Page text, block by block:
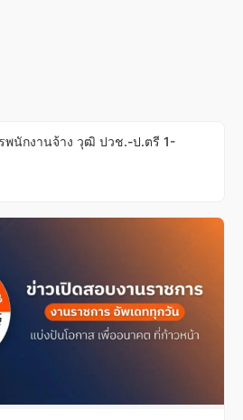
นักงานจ้าง วุฒิ ปวช.-ป.ตรี 1-